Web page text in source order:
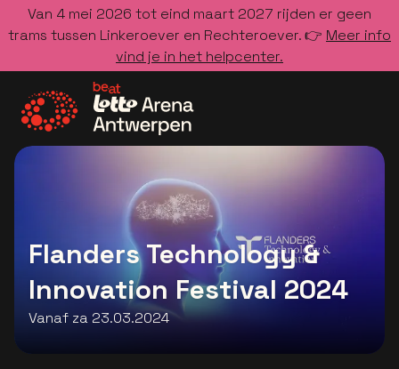
Van 4 mei 2026 tot eind maart 2027 rijden er geen
trams tussen Linkeroever en Rechteroever. 👉 Meer info
vind je in het helpcenter.
Ga naar de homepage
Flanders Technology &
Innovation Festival 2024
Vanaf za 23.03.2024